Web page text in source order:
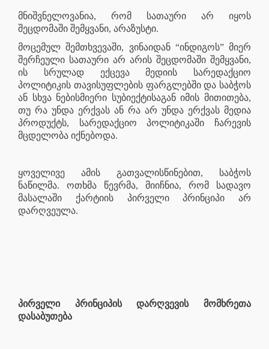
მნიშვნელოვანია, რომ სათაური არ იყოს
შეცდომაში შემყვანი, არაზუსტი.
მოცემულ შემთხვევაში, ვინაიდან “ინდიგოს” მიერ
შერჩეული სათაური არ არის შეცდომაში შემყვანი,
ის სრულად ექცევა მედიის სარედაქციო
პოლიტიკის თავისუფლების ფარგლებში და საბჭოს
ან სხვა ნებისმიერი სუბიექტისაგან იმის მითითება,
თუ რა უნდა ერქვას ან რა არ უნდა ერქვას მედია
პროდუქტს, სარედაქციო პოლიტიკაში ჩარევის
მცდელობა იქნებოდა.
ყოველივე ამის გათვალისწინებით, საბჭოს
ნაწილმა. ოთხმა წევრმა, მიიჩნია, რომ სადავო
მასალაში ქარტიის პირველი პრინციპი არ
დარღვეულა.
პირველი პრინციპის დარღვევის მომხრეთა
დასაბუთება